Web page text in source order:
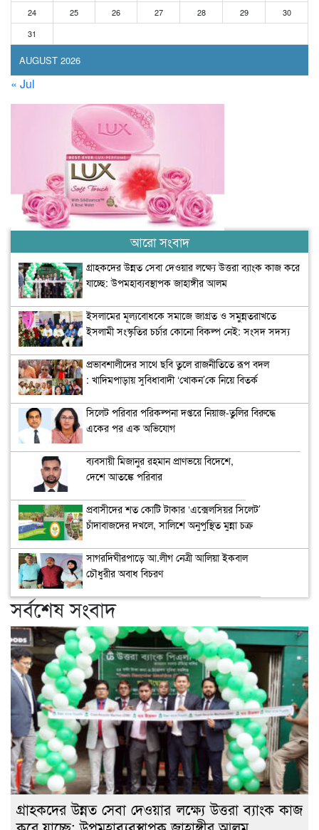
AUGUST 2026
24
25 26 27 28 29
30
31
« Jul
আরো সংবাদ
গ্রাহকদের উন্নত সেবা দেওয়ার লক্ষ্যে উত্তরা ব্যাংক কাজ করে
যাচ্ছে: উপমহাব্যবস্থাপক জাহাঙ্গীর আলম
ইসলামের মূল্যবোধকে সমাজে জাগ্রত ও সমুন্নতরাখতে
ইসলামী সংস্কৃতির চর্চার কোনো বিকল্প নেই: সংসদ সদস্য
প্রভাবশালীদের সাথে ছবি তুলে রাজনীতিতে রূপ বদল
: খাদিমপাড়ায় সুবিধাবাদী ‘খোকন’কে নিয়ে বিতর্ক
সিলেট পরিবার পরিকল্পনা দপ্তরে নিয়াজ-তুলির বিরুদ্ধে
একের পর এক অভিযোগ
ব্যবসায়ী মিজানুর রহমান প্রাণভয়ে বিদেশে,
দেশে আতঙ্কে পরিবার
প্রবাসীদের শত কোটি টাকার ‘এক্সেলসিয়র সিলেট’
চাঁদাবাজদের দখলে, সালিশে অনুপুস্থিত মুন্না চক্র
সাগরদিঘীরপাড়ে আ.লীগ নেত্রী আলিয়া ইকবাল
চৌধুরীর অবাধ বিচরণ
সর্বশেষ সংবাদ
গ্রাহকদের উন্নত সেবা দেওয়ার লক্ষ্যে উত্তরা ব্যাংক কাজ